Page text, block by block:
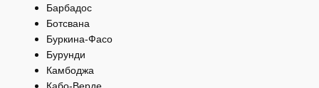
Барбадос
Ботсвана
Буркина-Фасо
Бурунди
Камбоджа